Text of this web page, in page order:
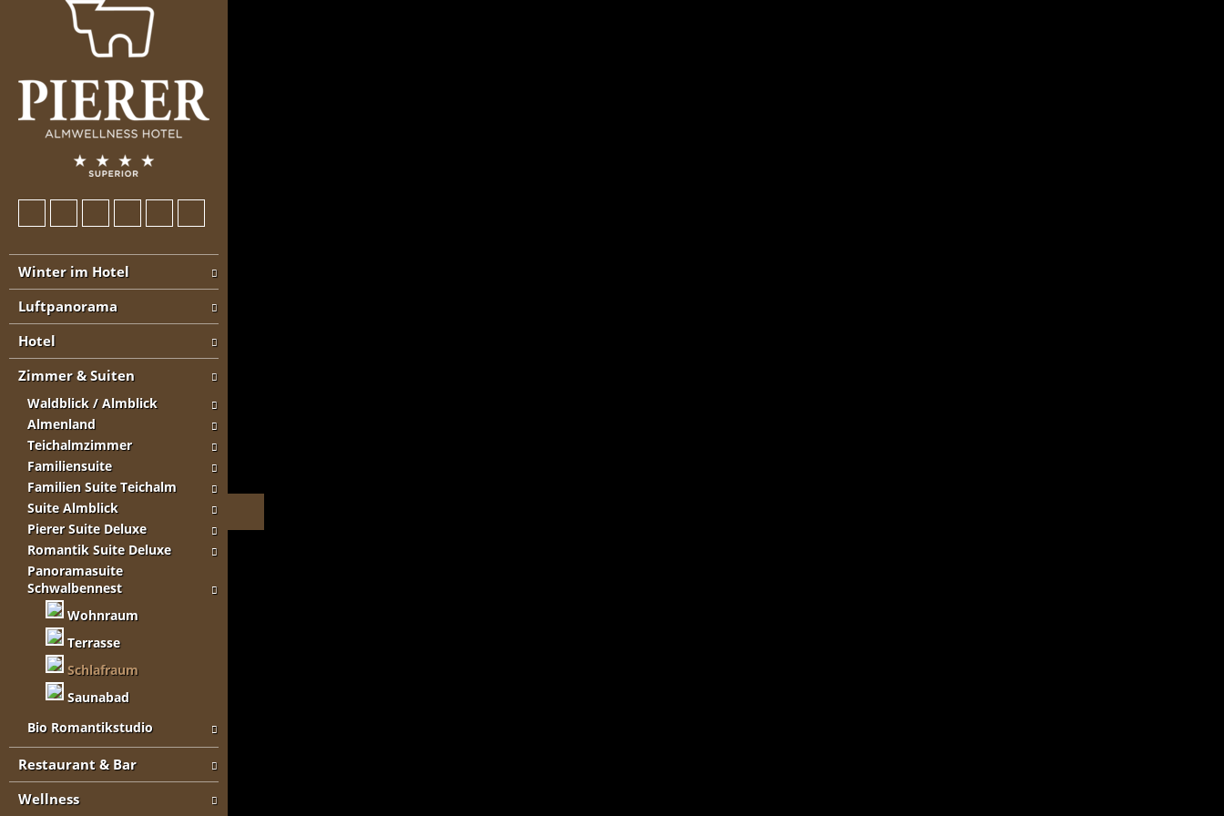
Winter im Hotel
Luftpanorama
Hotel
Zimmer & Suiten
Waldblick / Almblick
Almenland
Teichalmzimmer
Familiensuite
Familien Suite Teichalm
Suite Almblick
Pierer Suite Deluxe
Romantik Suite Deluxe
Panoramasuite
Schwalbennest
Wohnraum
Terrasse
Schlafraum
Saunabad
Bio Romantikstudio
Restaurant & Bar
Wellness